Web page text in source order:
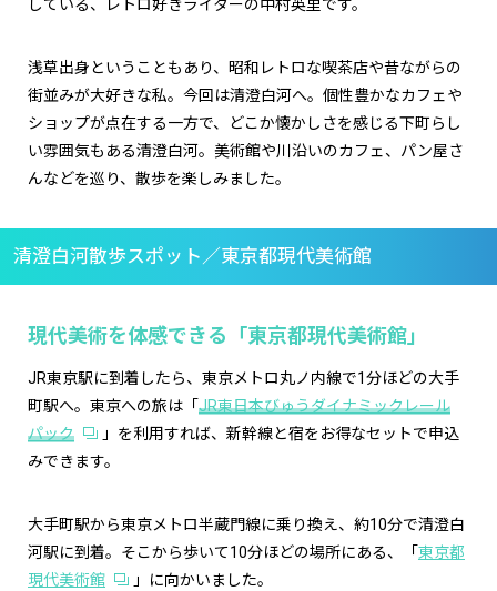
している、レトロ好きライターの中村英里です。
浅草出身ということもあり、昭和レトロな喫茶店や昔ながらの
街並みが大好きな私。今回は清澄白河へ。個性豊かなカフェや
ショップが点在する一方で、どこか懐かしさを感じる下町らし
い雰囲気もある清澄白河。美術館や川沿いのカフェ、パン屋さ
んなどを巡り、散歩を楽しみました。
清澄白河散歩スポット／東京都現代美術館
現代美術を体感できる「東京都現代美術館」
JR東京駅に到着したら、東京メトロ丸ノ内線で1分ほどの大手
町駅へ。東京への旅は「 JR東日本びゅうダイナミックレール
パック
」を利用すれば、新幹線と宿をお得なセットで申込
みできます。
大手町駅から東京メトロ半蔵門線に乗り換え、約10分で清澄白
河駅に到着。そこから歩いて10分ほどの場所にある、「 東京都
現代美術館
」に向かいました。